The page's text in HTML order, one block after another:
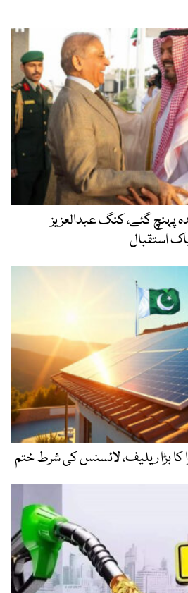
پہنچ گئے، کنگ عبدالعزیز
استقبال
کا بڑا ریلیف، لائسنس کی شرط ختم